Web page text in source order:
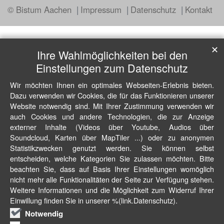
© Bistum Aachen Impressum Datenschutz Kontakt
Ihre Wahlmöglichkeiten bei den
Einstellungen zum Datenschutz
Wir möchten Ihnen ein optimales Webseiten-Erlebnis bieten.
Dazu verwenden wir Cookies, die für das Funktionieren unserer
Website notwendig sind. Mit Ihrer Zustimmung verwenden wir
auch Cookies und andere Technologien, die zur Anzeige
externer Inhalte (Videos über Youtube, Audios über
Soundcloud, Karten über MapTiler ...) oder zu anonymen
Statistikzwecken genutzt werden. Sie können selbst
entscheiden, welche Kategorien Sie zulassen möchten. Bitte
beachten Sie, dass auf Basis Ihrer Einstellungen womöglich
nicht mehr alle Funktionalitäten der Seite zur Verfügung stehen.
Weitere Informationen und die Möglichkeit zum Widerruf Ihrer
Einwillung finden Sie in unserer %(link.Datenschutz).
Notwendig
✕